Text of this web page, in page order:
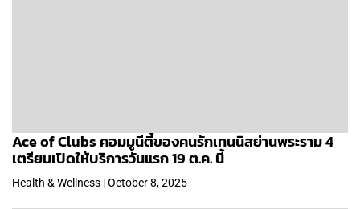
Ace of Clubs คอมมูนีตี้ของคนรักเทนนิสย่านพระราม 4
เตรียมเปิดให้บริการวันแรก 19 ต.ค. นี้
Health & Wellness | October 8, 2025